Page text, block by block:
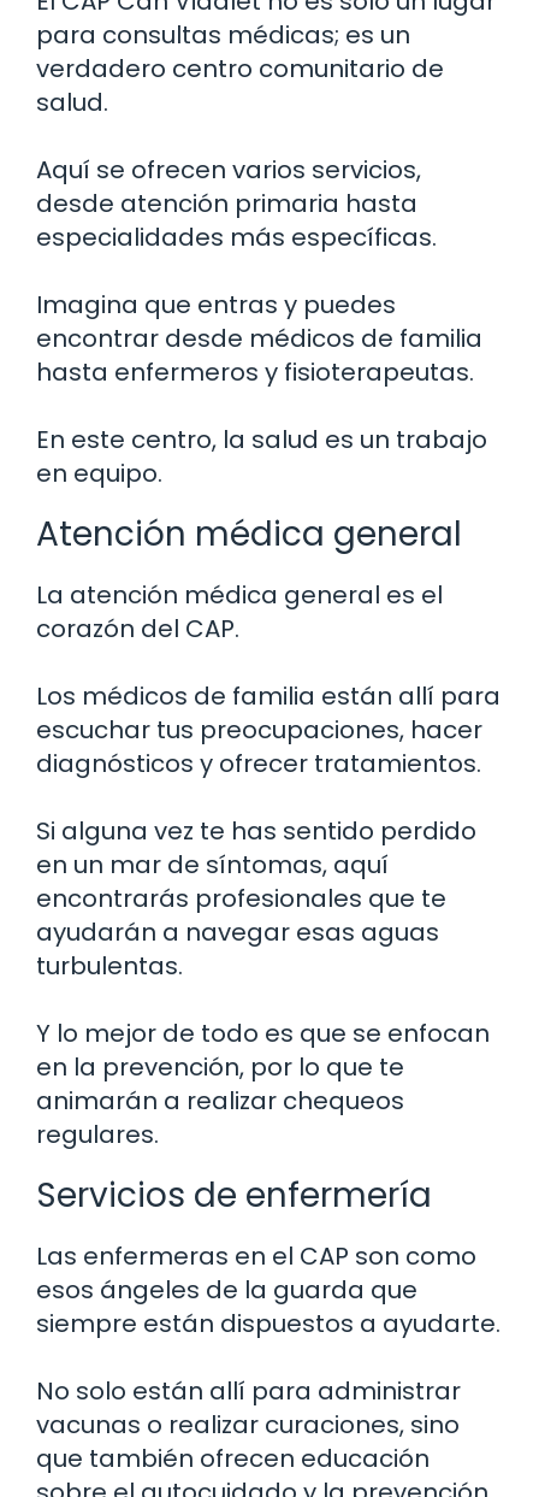
para consultas médicas; es un
verdadero centro comunitario de
salud.
Aquí se ofrecen varios servicios,
desde atención primaria hasta
especialidades más específicas.
Imagina que entras y puedes
encontrar desde médicos de familia
hasta enfermeros y fisioterapeutas.
En este centro, la salud es un trabajo
en equipo.
Atención médica general
La atención médica general es el
corazón del CAP.
Los médicos de familia están allí para
escuchar tus preocupaciones, hacer
diagnósticos y ofrecer tratamientos.
Si alguna vez te has sentido perdido
en un mar de síntomas, aquí
encontrarás profesionales que te
ayudarán a navegar esas aguas
turbulentas.
Y lo mejor de todo es que se enfocan
en la prevención, por lo que te
animarán a realizar chequeos
regulares.
Servicios de enfermería
Las enfermeras en el CAP son como
esos ángeles de la guarda que
siempre están dispuestos a ayudarte.
No solo están allí para administrar
vacunas o realizar curaciones, sino
que también ofrecen educación